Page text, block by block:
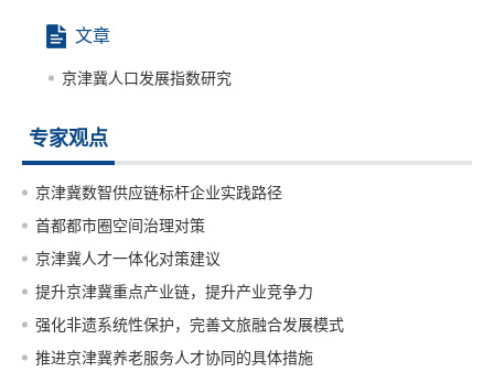
文章
京津冀人口发展指数研究
专家观点
京津冀数智供应链标杆企业实践路径
首都都市圈空间治理对策
京津冀人才一体化对策建议
提升京津冀重点产业链，提升产业竞争力
强化非遗系统性保护，完善文旅融合发展模式
推进京津冀养老服务人才协同的具体措施